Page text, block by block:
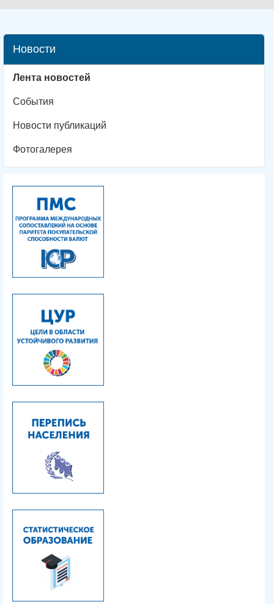
Новости
Лента новостей
События
Новости публикаций
Фотогалерея